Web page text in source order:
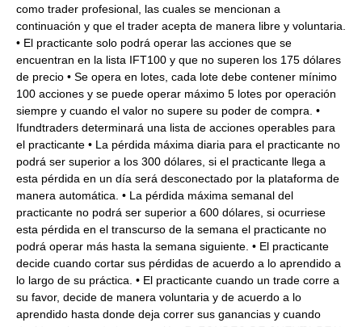
como trader profesional, las cuales se mencionan a
continuación y que el trader acepta de manera libre y voluntaria.
• El practicante solo podrá operar las acciones que se
encuentran en la lista IFT100 y que no superen los 175 dólares
de precio • Se opera en lotes, cada lote debe contener mínimo
100 acciones y se puede operar máximo 5 lotes por operación
siempre y cuando el valor no supere su poder de compra. •
Ifundtraders determinará una lista de acciones operables para
el practicante • La pérdida máxima diaria para el practicante no
podrá ser superior a los 300 dólares, si el practicante llega a
esta pérdida en un día será desconectado por la plataforma de
manera automática. • La pérdida máxima semanal del
practicante no podrá ser superior a 600 dólares, si ocurriese
esta pérdida en el transcurso de la semana el practicante no
podrá operar más hasta la semana siguiente. • El practicante
decide cuando cortar sus pérdidas de acuerdo a lo aprendido a
lo largo de su práctica. • El practicante cuando un trade corre a
su favor, decide de manera voluntaria y de acuerdo a lo
aprendido hasta donde deja correr sus ganancias y cuando